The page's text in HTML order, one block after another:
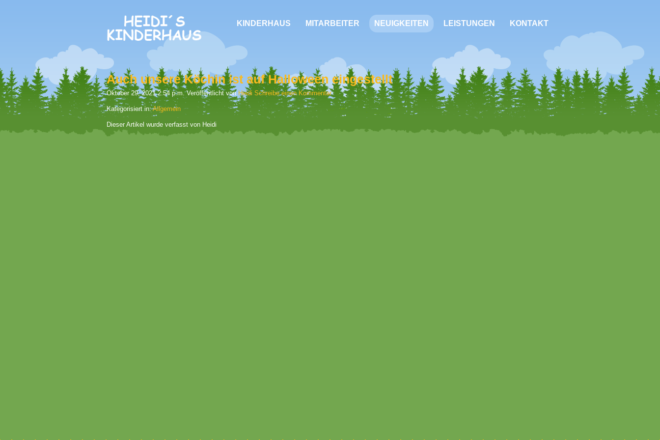
KINDERHAUS MITARBEITER NEUIGKEITEN LEISTUNGEN KONTAKT
Auch unsere Köchin ist auf Halloween eingestellt
Oktober 29, 2021 2:54 p.m. Veröffentlicht von Heidi Schreibe einen Kommentar
Kategorisiert in:Allgemein
Dieser Artikel wurde verfasst von Heidi